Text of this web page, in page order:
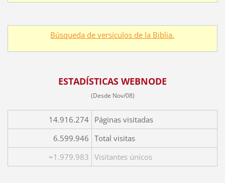
Búsqueda de versículos de la Biblia.
ESTADÍSTICAS WEBNODE
(Desde Nov/08)
14.916.274
Páginas visitadas
6.599.946 Total visitas
≈1.979.983 Visitantes únicos